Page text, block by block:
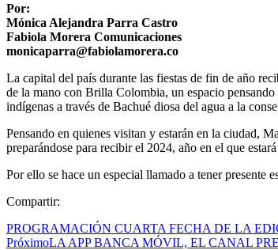
Por:
Mónica Alejandra Parra Castro
Fabiola Morera Comunicaciones
monicaparra@fabiolamorera.co
La capital del país durante las fiestas de fin de año
de la mano con Brilla Colombia, un espacio
indígenas a través de Bachué diosa del agua a la
Pensando en quienes visitan y estarán en la ciudad,
preparándose para recibir el 2024, año en el que
Por ello se hace un especial llamado a tener presente
Compartir:
PROGRAMACIÓN CUARTA FECHA DE LA
PróximoLA APP BANCA MÓVIL, EL CANAL